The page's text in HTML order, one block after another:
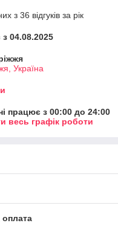
з 36 відгуків за рік
04.08.2025
Україна
працює з 00:00 до 24:00
весь графік роботи
оплата